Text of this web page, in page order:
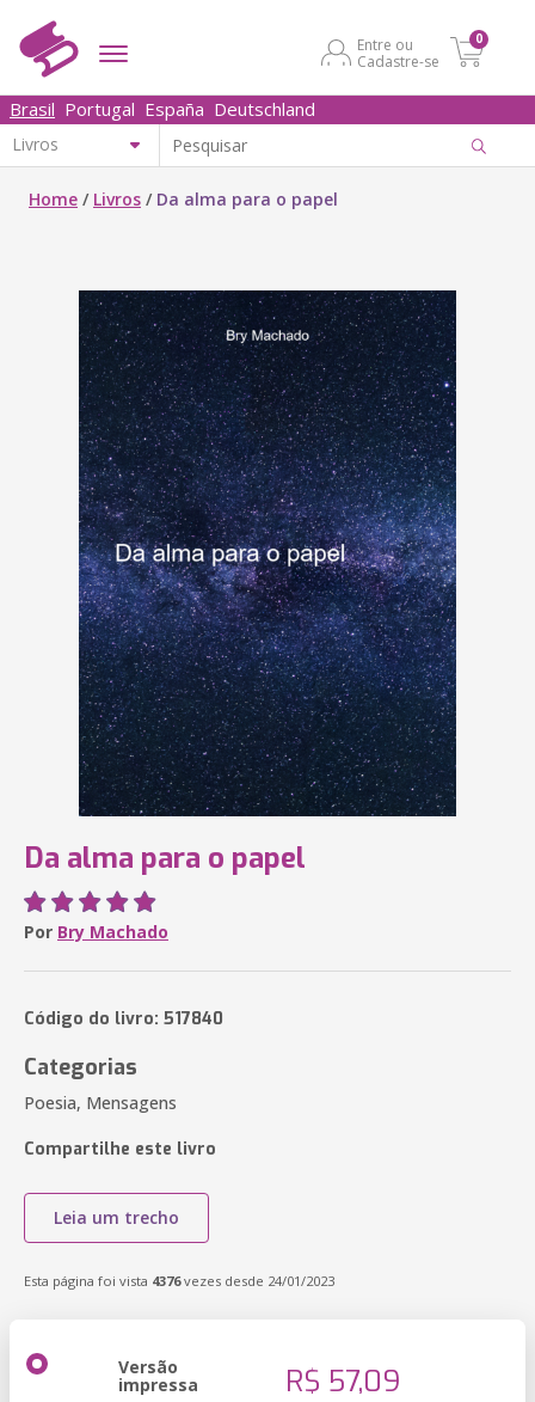
Entre ou
Cadastre-se
0
Brasil Portugal España Deutschland
Home / Livros / Da alma para o papel
Da alma para o papel
Por Bry Machado
Código do livro: 517840
Categorias
Poesia, Mensagens
Compartilhe este livro
Leia um trecho
Esta página foi vista 4376vezes desde 24/01/2023
Versão
impressa R$ 57,09